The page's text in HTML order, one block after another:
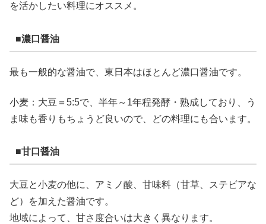
を活かしたい料理にオススメ。
■濃口醤油
最も一般的な醤油で、東日本はほとんど濃口醤油です。
小麦：大豆＝5:5で、半年～1年程発酵・熟成しており、う
ま味も香りもちょうど良いので、どの料理にも合います。
■甘口醤油
大豆と小麦の他に、アミノ酸、甘味料（甘草、ステビアな
ど）を加えた醤油です。
地域によって、甘さ度合いは大きく異なります。